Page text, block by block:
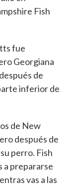
Fish
fue
Georgiana
de
inferior de
de New
después de
perro. Fish
a prepararse
vas a las